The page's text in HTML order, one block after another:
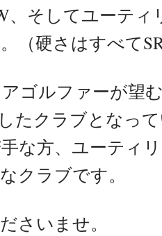
、そしてユーティ
（硬さはすべて
ゴルファーが望
たクラブとなっ
な方、ユーティ
クラブです。
さいませ。